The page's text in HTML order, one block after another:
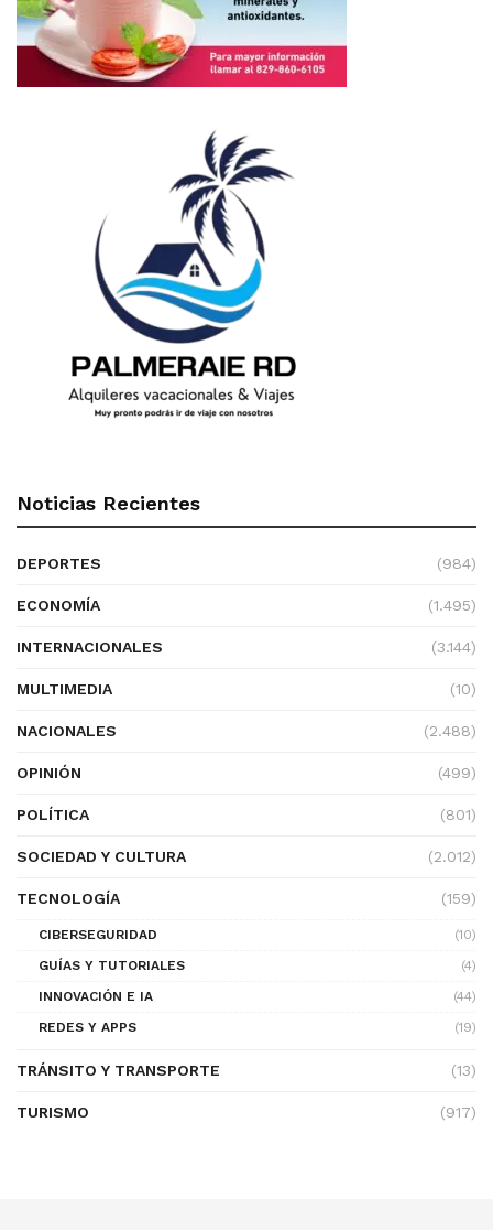
Noticias Recientes
DEPORTES (984)
ECONOMÍA (1.495)
INTERNACIONALES (3.144)
MULTIMEDIA (10)
NACIONALES (2.488)
OPINIÓN (499)
POLÍTICA (801)
SOCIEDAD Y CULTURA (2.012)
TECNOLOGÍA (159)
CIBERSEGURIDAD
(10)
GUÍAS Y TUTORIALES
(4)
INNOVACIÓN E IA
(44)
REDES Y APPS
(19)
TRÁNSITO Y TRANSPORTE (13)
TURISMO (917)